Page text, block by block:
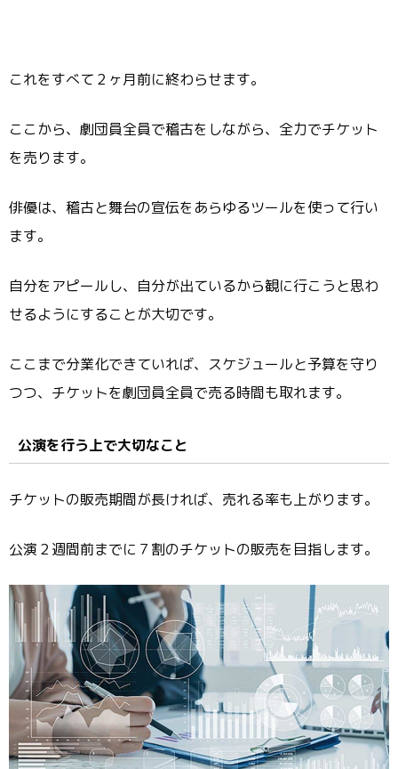
これをすべて２ヶ月前に終わらせます。
ここから、劇団員全員で稽古をしながら、全力でチケット
を売ります。
俳優は、稽古と舞台の宣伝をあらゆるツールを使って行い
ます。
自分をアピールし、自分が出ているから観に行こうと思わ
せるようにすることが大切です。
ここまで分業化できていれば、スケジュールと予算を守り
つつ、チケットを劇団員全員で売る時間も取れます。
公演を行う上で大切なこと
チケットの販売期間が長ければ、売れる率も上がります。
公演２週間前までに７割のチケットの販売を目指します。